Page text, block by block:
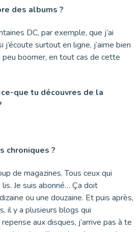
des albums ?
DC, par exemple, que j’ai
surtout en ligne, j’aime bien
peu boomer, en tout cas de cette
que tu découvres de la
chroniques ?
de magazines. Tous ceux qui
Je suis abonné… Ça doit
ou une douzaine. Et puis après,
il y a plusieurs blogs qui
aux disques, j’arrive pas à te